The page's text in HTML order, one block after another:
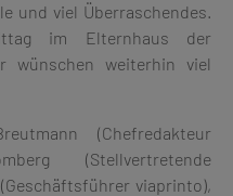
und viel Überraschendes.
im Elternhaus der
wünschen weiterhin viel
(Chefredakteur
(Stellvertretende
viaprinto),